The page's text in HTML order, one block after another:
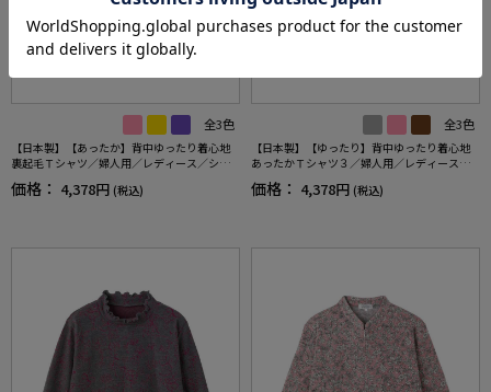
全3色
【日本製】【あったか】背中ゆったり着心地
裏起毛Ｔシャツ／婦人用／レディース／シニ
ア／高齢者／洗濯機OK／保温性／吸湿速乾機
能／腰がでにくい／後ろ長め／名前記入欄付
価格： 4,378円 (税込)
全3色
【日本製】【ゆったり】背中ゆったり着心地
あったかＴシャツ３／婦人用／レディース／
高齢者／シニア／秋冬／後ろ長め／名前記入
欄付／お出かけ／ギフト／プレゼント【CF】
価格： 4,378円 (税込)